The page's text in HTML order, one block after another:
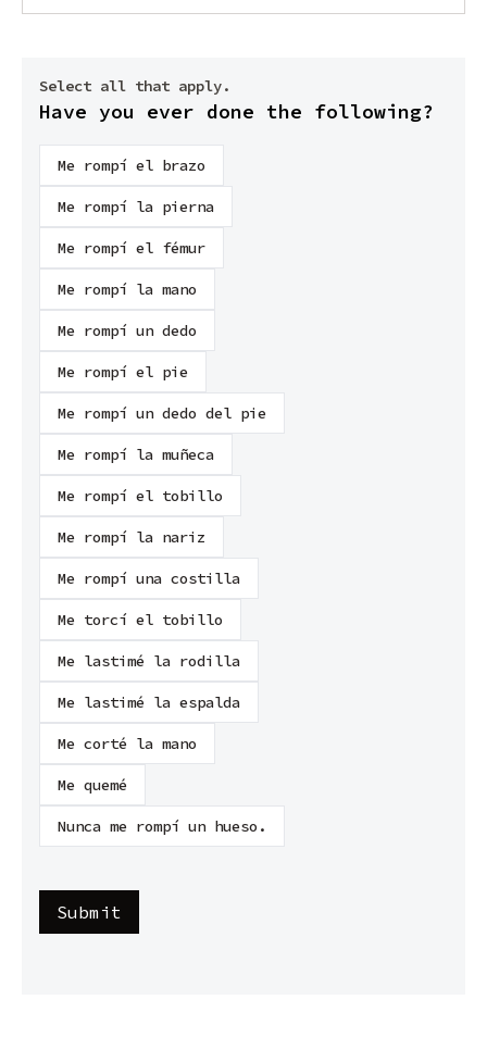
Select all that apply.
Have you ever done the following?
Me rompí el brazo
Me rompí la pierna
Me rompí el fémur
Me rompí la mano
Me rompí un dedo
Me rompí el pie
Me rompí un dedo del pie
Me rompí la muñeca
Me rompí el tobillo
Me rompí la nariz
Me rompí una costilla
Me torcí el tobillo
Me lastimé la rodilla
Me lastimé la espalda
Me corté la mano
Me quemé
Nunca me rompí un hueso.